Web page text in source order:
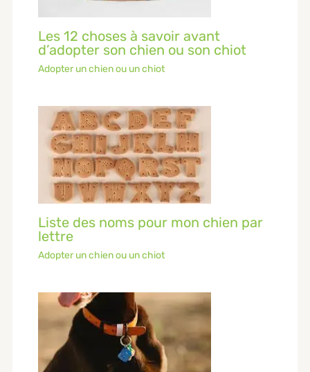
Les 12 choses à savoir avant
d’adopter son chien ou son chiot
Adopter un chien ou un chiot
Liste des noms pour mon chien par
lettre
Adopter un chien ou un chiot